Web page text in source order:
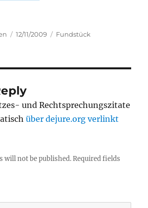
Posted
12/11/2009 Categories
Fundstück
und Rechtsprechungszitate
über dejure.org verlinkt
will not be published. Required fields